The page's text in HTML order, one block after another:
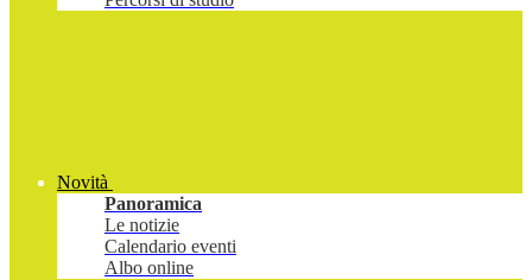
Novità
Panoramica
Le notizie
Calendario eventi
Albo online